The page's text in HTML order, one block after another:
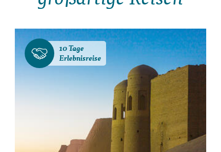
10 Tage
Erlebnisreise